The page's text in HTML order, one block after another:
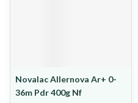
Novalac Allernova Ar+ 0-
36m Pdr 400g Nf